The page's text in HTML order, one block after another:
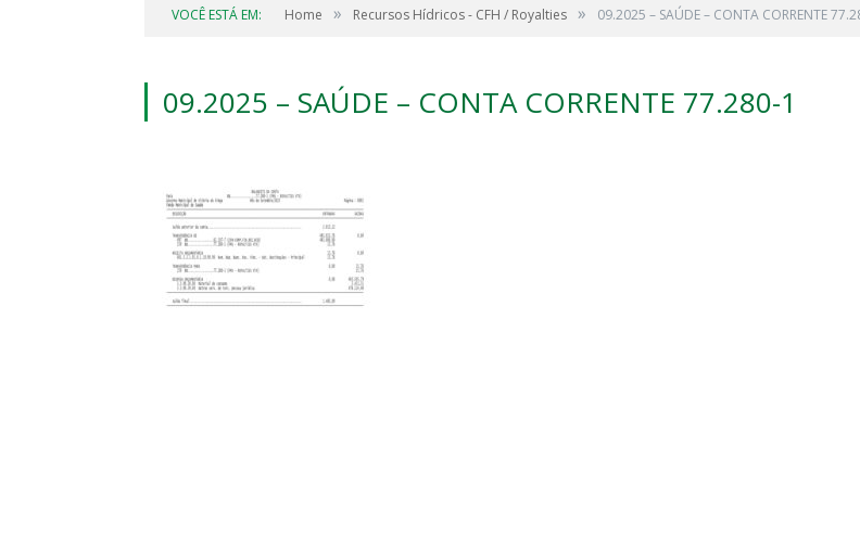
VOCÊ ESTÁ EM: Home » Recursos Hídricos - CFH / Royalties » 09.2025 – SAÚDE – CONTA CORRENTE
09.2025 – SAÚDE – CONTA CORRENTE 77.280-1